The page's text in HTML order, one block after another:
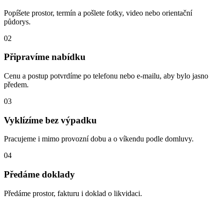
Popíšete prostor, termín a pošlete fotky, video nebo orientační
půdorys.
02
Připravíme nabídku
Cenu a postup potvrdíme po telefonu nebo e-mailu, aby bylo jasno
předem.
03
Vyklízíme bez výpadku
Pracujeme i mimo provozní dobu a o víkendu podle domluvy.
04
Předáme doklady
Předáme prostor, fakturu i doklad o likvidaci.